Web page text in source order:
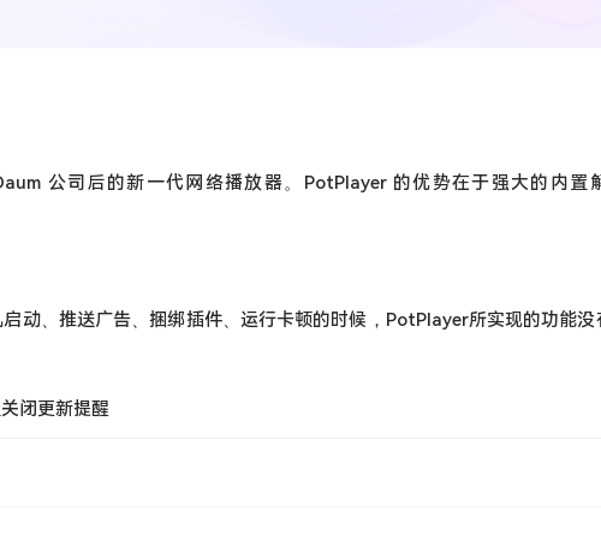
公司后的新一代网络播放器。PotPlayer 的优势在于强大的内置
动、推送广告、捆绑插件、运行卡顿的时候，PotPlayer所实现的功能没
闭更新提醒